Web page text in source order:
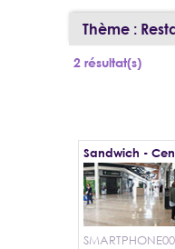
Thème :
2 résultat(s)
Sandwich -